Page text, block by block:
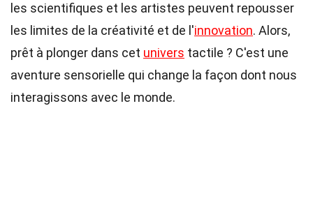
les scientifiques et les artistes peuvent repousser
les limites de la créativité et de l'innovation. Alors,
prêt à plonger dans cet univers tactile ? C'est une
aventure sensorielle qui change la façon dont nous
interagissons avec le monde.